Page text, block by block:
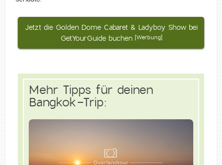
Jetzt die Golden Dome Cabaret & Ladyboy Show bei
GetYourGuide buchen
[Werbung]
Mehr Tipps für deinen
Bangkok-Trip: